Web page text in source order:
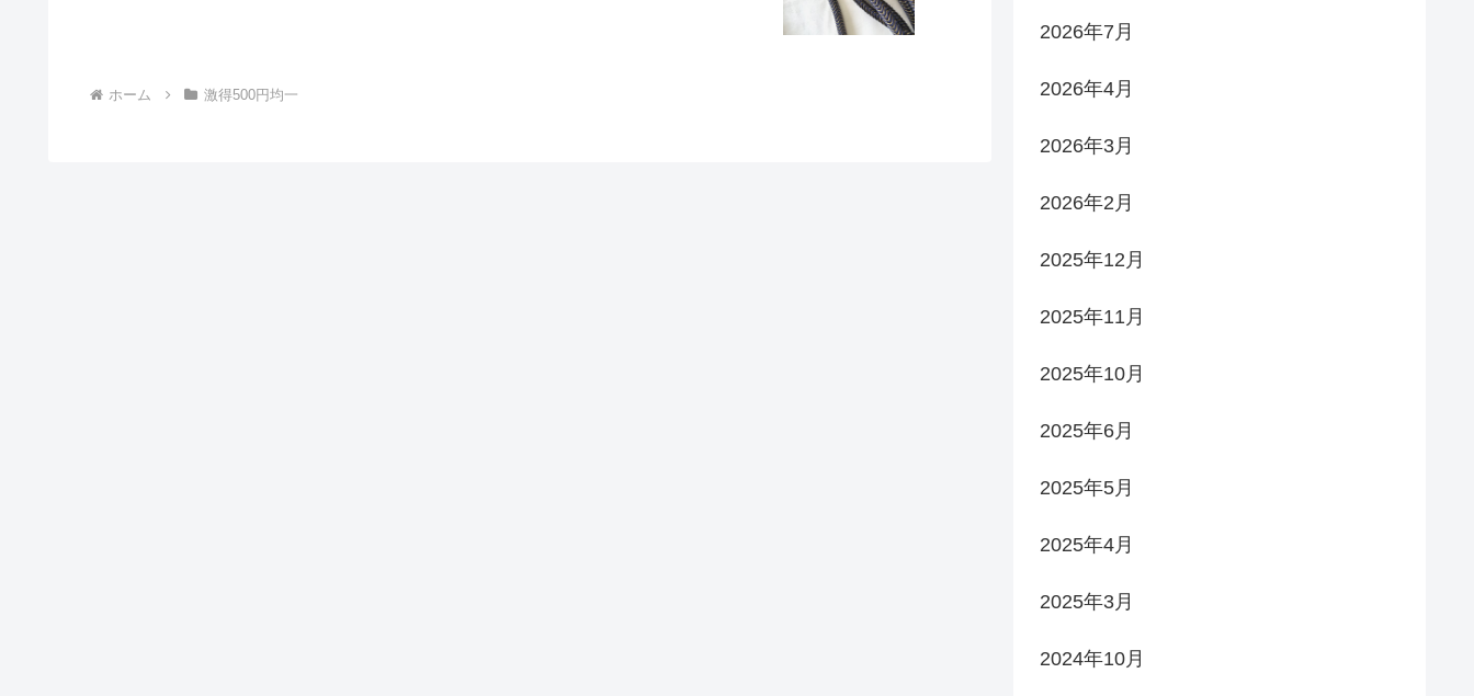
ホーム 激得500円均一
2026年7月
2026年4月
2026年3月
2026年2月
2025年12月
2025年11月
2025年10月
2025年6月
2025年5月
2025年4月
2025年3月
2024年10月